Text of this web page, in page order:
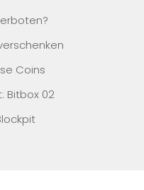
Coins
Bitbox 02